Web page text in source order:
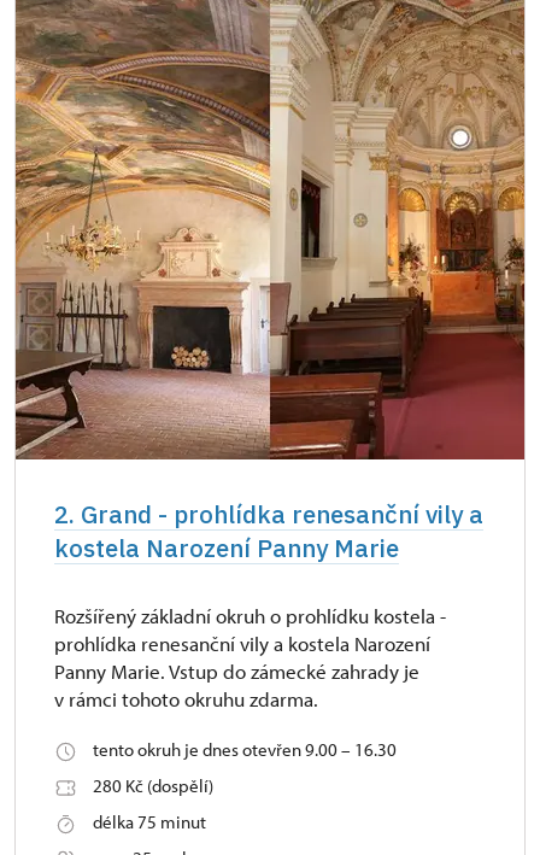
2. Grand - prohlídka renesanční vily a
kostela Narození Panny Marie
Rozšířený základní okruh o prohlídku kostela -
prohlídka renesanční vily a kostela Narození
Panny Marie. Vstup do zámecké zahrady je
v rámci tohoto okruhu zdarma.
tento okruh je dnes otevřen 9.00 – 16.30
280 Kč (dospělí)
délka 75 minut